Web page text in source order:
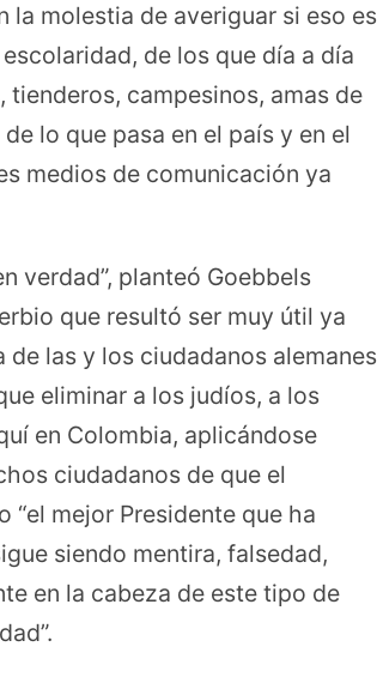
la molestia de averiguar si eso es
de los que día a día
campesinos, amas de
lo que pasa en el país y en el
medios de comunicación ya
verdad”, planteó Goebbels
que resultó ser muy útil ya
las y los ciudadanos alemanes
eliminar a los judíos, a los
en Colombia, aplicándose
ciudadanos de que el
mejor Presidente que ha
siendo mentira, falsedad,
en la cabeza de este tipo de